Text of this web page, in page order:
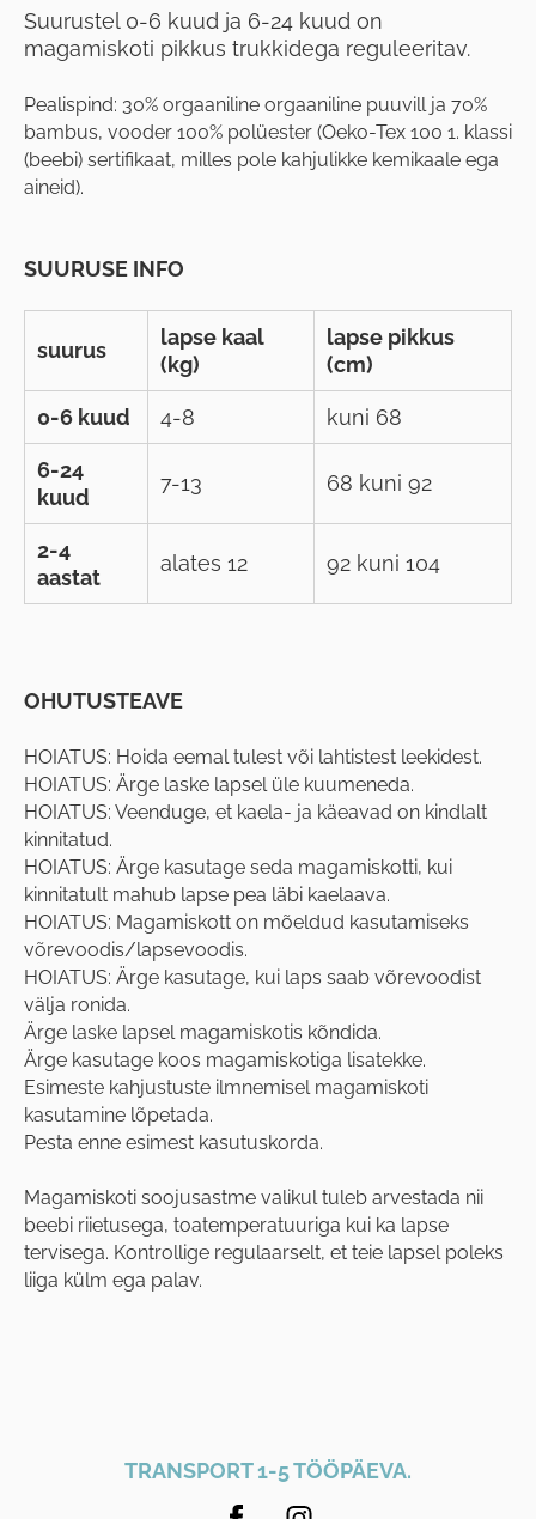
Suurustel 0-6 kuud ja 6-24 kuud on
magamiskoti pikkus trukkidega reguleeritav.
Pealispind: 30% orgaaniline orgaaniline puuvill ja 70%
bambus, vooder 100% polüester (Oeko-Tex 100 1. klassi
(beebi) sertifikaat, milles pole kahjulikke kemikaale ega
aineid).
SUURUSE INFO
suurus
lapse kaal
(kg)
lapse pikkus
(cm)
0-6 kuud 4-8 kuni 68
6-24
kuud
7-13 68 kuni 92
2-4
aastat
alates 12 92 kuni 104
OHUTUSTEAVE
HOIATUS: Hoida eemal tulest või lahtistest leekidest.
HOIATUS: Ärge laske lapsel üle kuumeneda.
HOIATUS: Veenduge, et kaela- ja käeavad on kindlalt
kinnitatud.
HOIATUS: Ärge kasutage seda magamiskotti, kui
kinnitatult mahub lapse pea läbi kaelaava.
HOIATUS: Magamiskott on mõeldud kasutamiseks
võrevoodis/lapsevoodis.
HOIATUS: Ärge kasutage, kui laps saab võrevoodist
välja ronida.
Ärge laske lapsel magamiskotis kõndida.
Ärge kasutage koos magamiskotiga lisatekke.
Esimeste kahjustuste ilmnemisel magamiskoti
kasutamine lõpetada.
Pesta enne esimest kasutuskorda.
Magamiskoti soojusastme valikul tuleb arvestada nii
beebi riietusega, toatemperatuuriga kui ka lapse
tervisega. Kontrollige regulaarselt, et teie lapsel poleks
liiga külm ega palav.
TRANSPORT 1-5 TÖÖPÄEVA.